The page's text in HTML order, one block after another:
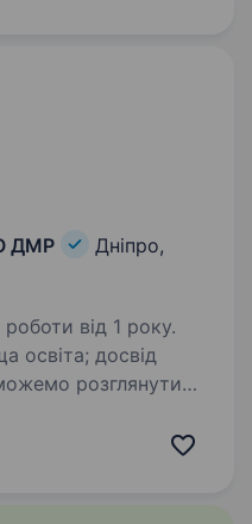
ДМР
Дніпро,
від 1 року.
розглянути
таблиці,